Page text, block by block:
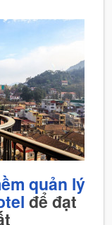
quản lý
để đạt